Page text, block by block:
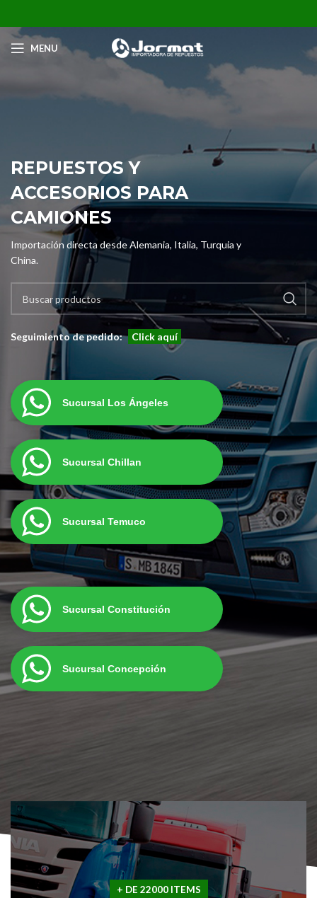
MENU
REPUESTOS Y
ACCESORIOS PARA
CAMIONES
Importación directa desde Alemania, Italia, Turquia y
China.
Seguimiento de pedido: Click aquí
Sucursal Los Ángeles
Sucursal Chillan
Sucursal Temuco
Sucursal Constitución
Sucursal Concepción
+ DE 22000 ITEMS